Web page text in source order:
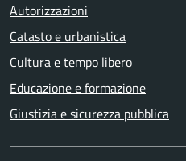
Autorizzazioni
Catasto e urbanistica
Cultura e tempo libero
Educazione e formazione
Giustizia e sicurezza pubblica